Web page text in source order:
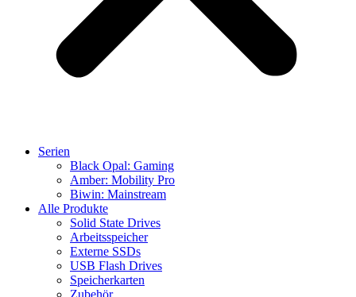
Serien
Black Opal: Gaming
Amber: Mobility Pro
Biwin: Mainstream
Alle Produkte
Solid State Drives
Arbeitsspeicher
Externe SSDs
USB Flash Drives
Speicherkarten